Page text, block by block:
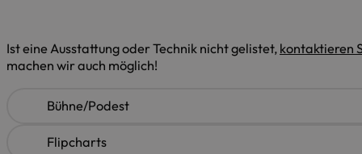
Ist eine Ausstattung oder Technik nicht gelistet, kontaktieren
machen wir auch möglich!
Bühne/Podest
Flipcharts